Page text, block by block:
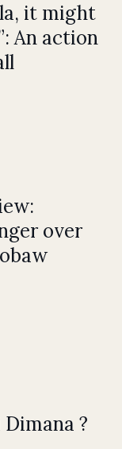
it might
An action
over
?